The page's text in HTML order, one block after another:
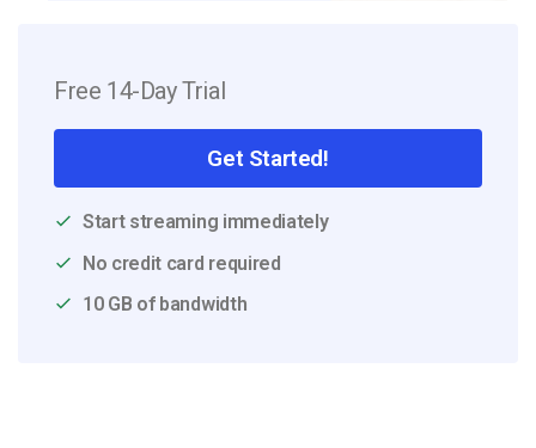
Free 14-Day Trial
Get Started!
Start streaming immediately
No credit card required
10 GB of bandwidth